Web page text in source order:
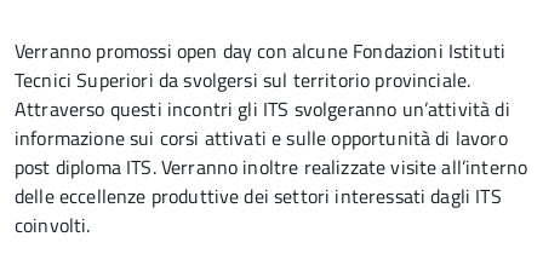
Verranno promossi open day con alcune Fondazioni Istituti
Tecnici Superiori da svolgersi sul territorio provinciale.
Attraverso questi incontri gli ITS svolgeranno un’attività di
informazione sui corsi attivati e sulle opportunità di lavoro
post diploma ITS. Verranno inoltre realizzate visite all’interno
delle eccellenze produttive dei settori interessati dagli ITS
coinvolti.